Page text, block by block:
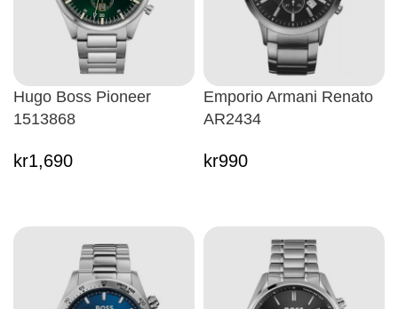
Hugo Boss Pioneer
1513868
kr1,690
Emporio Armani Renato
AR2434
kr990